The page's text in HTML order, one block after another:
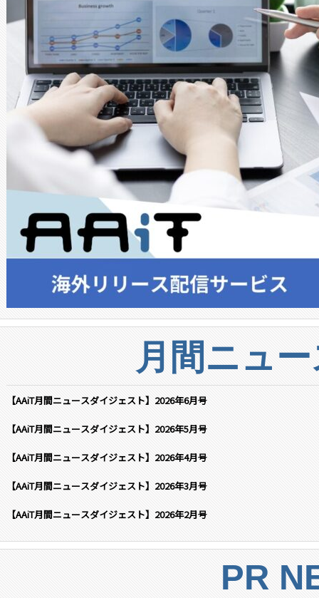
月間ニュ
【AAiT月間ニュースダイジェスト】2026年6月号
【AAiT月間ニュースダイジェスト】2026年5月号
【AAiT月間ニュースダイジェスト】2026年4月号
【AAiT月間ニュースダイジェスト】2026年3月号
【AAiT月間ニュースダイジェスト】2026年2月号
PR